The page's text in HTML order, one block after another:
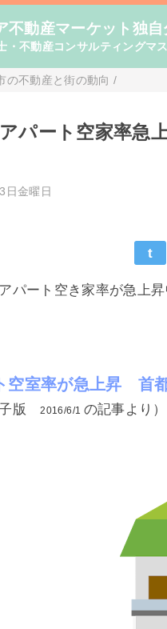
不動産マーケット独自
・不動産コンサルティングマ
の不動産と街の動向 /
パート空家率急
日金曜日
t
パート空き家率が急上
空室率が急上昇 首
子版2016/6/1 の記事より）